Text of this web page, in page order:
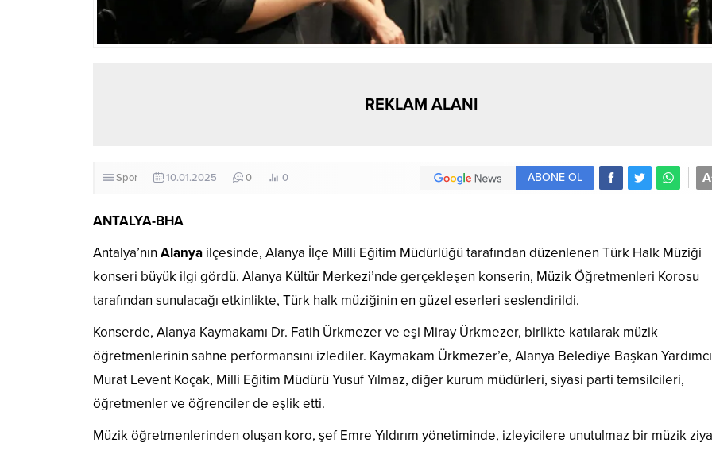
REKLAM ALANI
Spor 10.01.2025 0 0 A
ABONE OL
ANTALYA-BHA
Antalya’nın Alanya ilçesinde, Alanya İlçe Milli Eğitim Müdürlüğü tarafından düzenlenen Türk Halk Müziği
konseri büyük ilgi gördü. Alanya Kültür Merkezi’nde gerçekleşen konserin, Müzik Öğretmenleri Korosu
tarafından sunulacağı etkinlikte, Türk halk müziğinin en güzel eserleri seslendirildi.
Konserde, Alanya Kaymakamı Dr. Fatih Ürkmezer ve eşi Miray Ürkmezer, birlikte katılarak müzik
öğretmenlerinin sahne performansını izlediler. Kaymakam Ürkmezer’e, Alanya Belediye Başkan
Murat Levent Koçak, Milli Eğitim Müdürü Yusuf Yılmaz, diğer kurum müdürleri, siyasi parti temsilcileri,
öğretmenler ve öğrenciler de eşlik etti.
Müzik öğretmenlerinden oluşan koro, şef Emre Yıldırım yönetiminde, izleyicilere unutulmaz bir müzik